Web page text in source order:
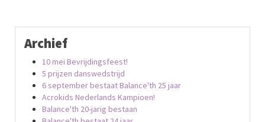
Archief
10 mei Bevrijdingsfeest!
5 prijzen danswedstrijd
6 september bestaat Balance'th 25 jaar
Acrokids Nederlands Kampioen!
Balance'th 20-jarig bestaan